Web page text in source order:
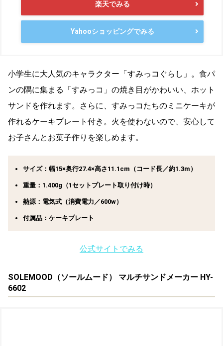
楽天でみる
Yahooショッピングでみる
小学生に大人気のキャラクター「すみっコぐらし」。食パ
ンの隅に集まる「すみっコ」の焼き目がかわいい、ホット
サンドを作れます。さらに、すみっコたちのミニケーキが
作れるケーキプレート付き。火を使わないので、安心して
お子さんとお菓子作りを楽しめます。
サイズ：幅15×奥行27.4×高さ11.1cm（コード長／約1.3m）
重量：1.400g（1セットプレート取り付け時）
熱源：電気式（消費電力／600w）
付属品：ケーキプレート
公式サイトでみる
SOLEMOOD（ソールムード） マルチサンドメーカー HY-
6602